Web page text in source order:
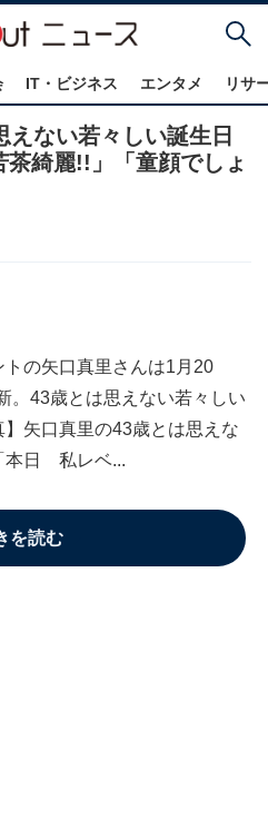
IT・ビジネス エンタメ リサ
ない若々しい誕生日
茶綺麗!!」「童顔でしょ
の矢口真里さんは1月20
。43歳とは思えない若々しい
矢口真里の43歳とは思えな
本日 私レベ...
を読む